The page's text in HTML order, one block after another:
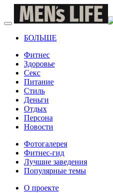
БОЛЬШЕ
Фитнес
Здоровье
Секс
Питание
Стиль
Деньги
Отдых
Персона
Новости
Фотогалерея
Фитнес-гид
Лучшие заведения
Популярные темы
О проекте